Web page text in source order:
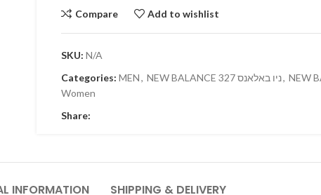
Compare Add to wishlist
SKU: N/A
Categories: MEN, NEW BALANCE 327 ניו באלאנס,
Women
Share:
INFORMATION SHIPPING & DELIVERY